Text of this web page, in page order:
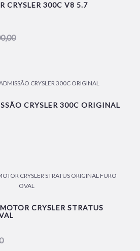
CRYSLER 300C V8 5.7
CRYSLER 300C ORIGINAL
CRYSLER STRATUS